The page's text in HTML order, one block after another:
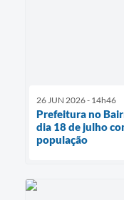
26 JUN 2026 - 14h46
Prefeitura no
dia 18 de julho
população